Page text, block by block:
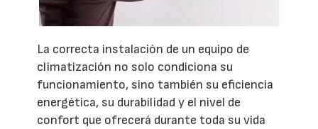
La correcta instalación de un equipo de
climatización no solo condiciona su
funcionamiento, sino también su eficiencia
energética, su durabilidad y el nivel de
confort que ofrecerá durante toda su vida